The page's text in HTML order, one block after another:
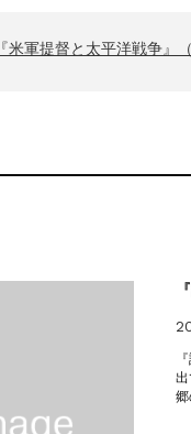
『米軍提督と太平洋戦争』
『F-2超入門』（関 賢太